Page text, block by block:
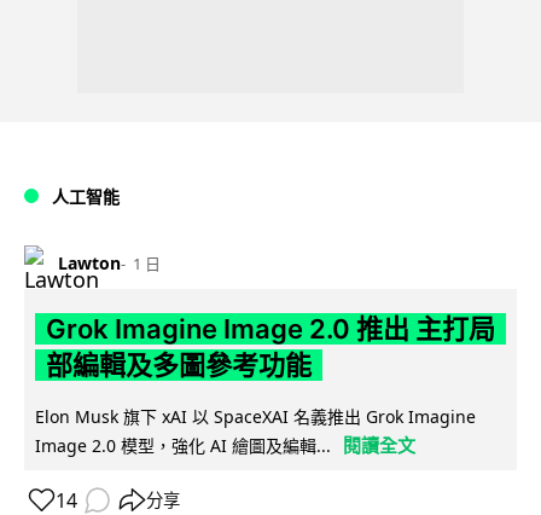
人工智能
Lawton 1 日
Grok Imagine Image 2.0 推出 主打局
部編輯及多圖參考功能
Elon Musk 旗下 xAI 以 SpaceXAI 名義推出 Grok Imagine
Image 2.0 模型，強化 AI 繪圖及編輯...
閱讀全文
14 分享